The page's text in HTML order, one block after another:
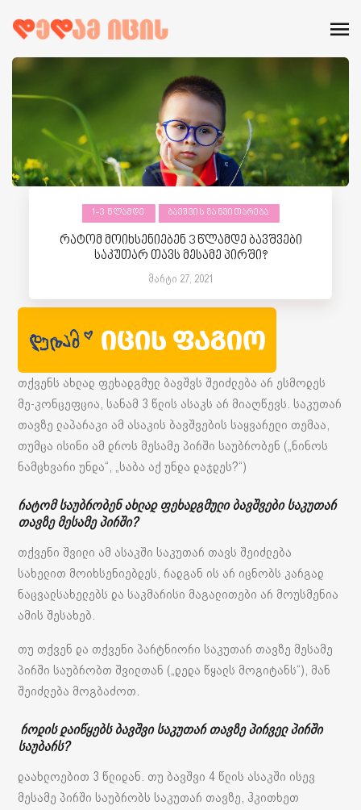
1-3 ᲬᲚᲐᲛᲓᲔ ᲑᲐᲕᲨᲕᲘᲡ ᲒᲐᲜᲕᲘᲗᲐᲠᲔᲑᲐ
რატომ მოიხსენიებენ 3 წლამდე ბავშვები
საკუთარ თავს მესამე პირში?
მარტი 27, 2021
თქვენს ახლად ფეხადგმულ ბავშვს შეიძლება არ ესმოდეს
მე-კონცეფცია, სანამ 3 წლის ასაკს არ მიაღწევს. საკუთარ
თავზე ლაპარაკი ამ ასაკის ბავშვების საყვარელი თემაა,
თუმცა ისინი ამ დროს მესამე პირში საუბრობენ („ნინოს
ნამცხვარი უნდა“, „საბა აქ უნდა დაჯდეს?“)
რატომ საუბრობენ ახლად ფეხადგმული ბავშვები საკუთარ
თავზე მესამე პირში?
თქვენი შვილი ამ ასაკში საკუთარ თავს შეიძლება
სახელით მოიხსენიებდეს, რადგან ის არ იცნობს კარგად
ნაცვალსახელებს და საკმარისი მაგალითები არ მოუსმენია
ამის შესახებ.
თუ თქვენ და თქვენი პარტნიორი საკუთარ თავზე მესამე
პირში საუბრობთ შვილთან („დედა წყალს მოგიტანს“), მან
შეიძლება მოგბაძოთ.
როდის დაიწყებს ბავშვი საკუთარ თავზე პირველ პირში
საუბარს?
დაახლოებით 3 წლიდან. თუ ბავშვი 4 წლის ასაკში ისევ
მესამე პირში საუბრობს საკუთარ თავზე, ჰკითხეთ